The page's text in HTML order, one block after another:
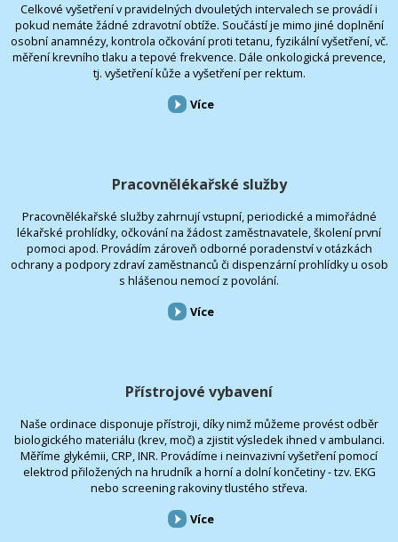
Celkové vyšetření v pravidelných dvouletých intervalech se provádí i
pokud nemáte žádné zdravotní obtíže. Součástí je mimo jiné doplnění
osobní anamnézy, kontrola očkování proti tetanu, fyzikální vyšetření, vč.
měření krevního tlaku a tepové frekvence. Dále onkologická prevence,
tj. vyšetření kůže a vyšetření per rektum.
Více
Pracovnělékařské služby
Pracovnělékařské služby zahrnují vstupní, periodické a mimořádné
lékařské prohlídky, očkování na žádost zaměstnavatele, školení první
pomoci apod. Provádím zároveň odborné poradenství v otázkách
ochrany a podpory zdraví zaměstnanců či dispenzární prohlídky u osob
s hlášenou nemocí z povolání.
Více
Přístrojové vybavení
Naše ordinace disponuje přístroji, díky nimž můžeme provést odběr
biologického materiálu (krev, moč) a zjistit výsledek ihned v ambulanci.
Měříme glykémii, CRP, INR. Provádíme i neinvazivní vyšetření pomocí
elektrod přiložených na hrudník a horní a dolní končetiny - tzv. EKG
nebo screening rakoviny tlustého střeva.
Více